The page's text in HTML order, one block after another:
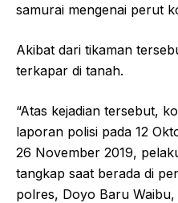
samurai mengenai perut
Akibat dari tikaman
terkapar di tanah.
“Atas kejadian tersebut,
laporan polisi pada 12
26 November 2019,
tangkap saat berada di
polres, Doyo Baru